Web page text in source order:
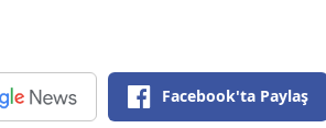
Erzurum
Facebook'ta Paylaş